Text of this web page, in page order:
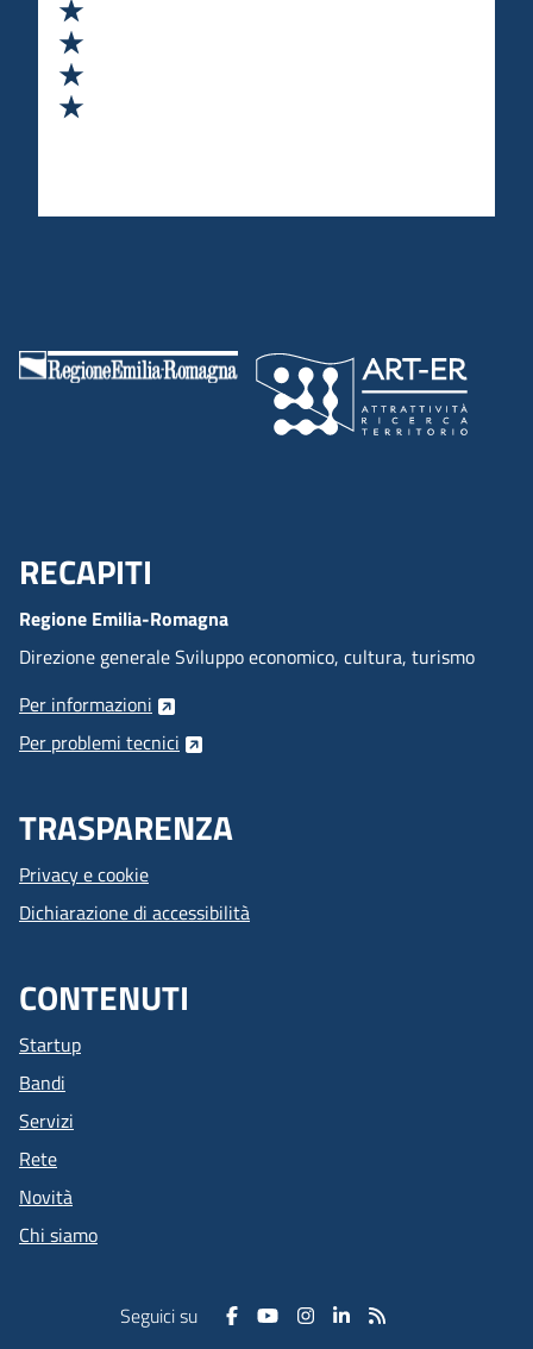
Menu Footer
RECAPITI
Regione Emilia-Romagna
Direzione generale Sviluppo economico, cultura, turismo
Per informazioni
Per problemi tecnici
TRASPARENZA
Privacy e cookie
Dichiarazione di accessibilità
CONTENUTI
Startup
Bandi
Servizi
Rete
Novità
Chi siamo
Seguici su